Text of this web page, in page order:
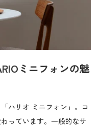
ミニフォンの魅
ハリオ ミニフォン」。コ
っています。一般的なサ